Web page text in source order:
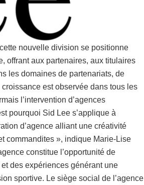
nouvelle division se positionne
offrant aux partenaires, aux titulaires
les domaines de partenariats, de
est observée dans tous les
l’intervention d’agences
pourquoi Sid Lee s’applique à
d’agence alliant une créativité
commandites », indique Marie-Lise
constitue l’opportunité de
des expériences générant une
sportive. Le siège social de l’agence